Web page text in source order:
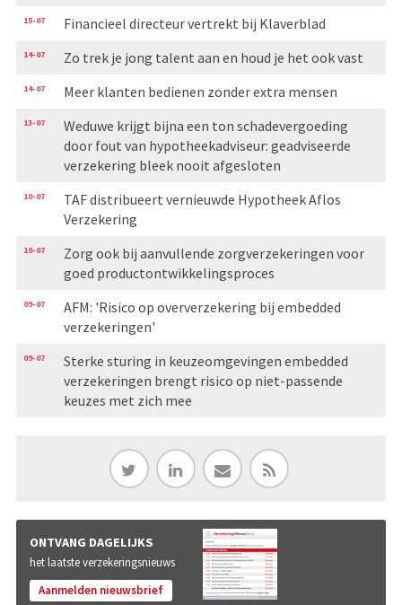
15-07 Financieel directeur vertrekt bij Klaverblad
14-07 Zo trek je jong talent aan en houd je het ook vast
14-07 Meer klanten bedienen zonder extra mensen
13-07
Weduwe krijgt bijna een ton schadevergoeding
door fout van hypotheekadviseur: geadviseerde
verzekering bleek nooit afgesloten
10-07
TAF distribueert vernieuwde Hypotheek Aflos
Verzekering
10-07
Zorg ook bij aanvullende zorgverzekeringen voor
goed productontwikkelingsproces
09-07
AFM: 'Risico op oververzekering bij embedded
verzekeringen'
09-07
Sterke sturing in keuzeomgevingen embedded
verzekeringen brengt risico op niet-passende
keuzes met zich mee
ONTVANG DAGELIJKS
het laatste verzekeringsnieuws
Aanmelden nieuwsbrief